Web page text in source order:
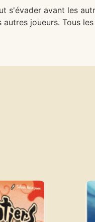
s'évader avant les
joueurs. Tous